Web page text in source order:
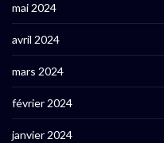
mai 2024
avril 2024
mars 2024
février 2024
janvier 2024